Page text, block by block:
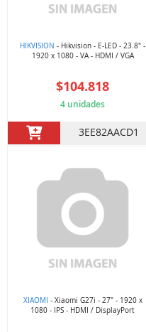
HIKVISION - Hikvision - E-LED - 23.8" -
1920 x 1080 - VA - HDMI / VGA
$104.818
4 unidades
3EE82AACD1
XIAOMI - Xiaomi G27i - 27" - 1920 x
1080 - IPS - HDMI / DisplayPort